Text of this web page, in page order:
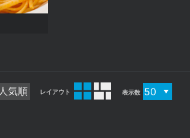
人気順 レイアウト 表示数